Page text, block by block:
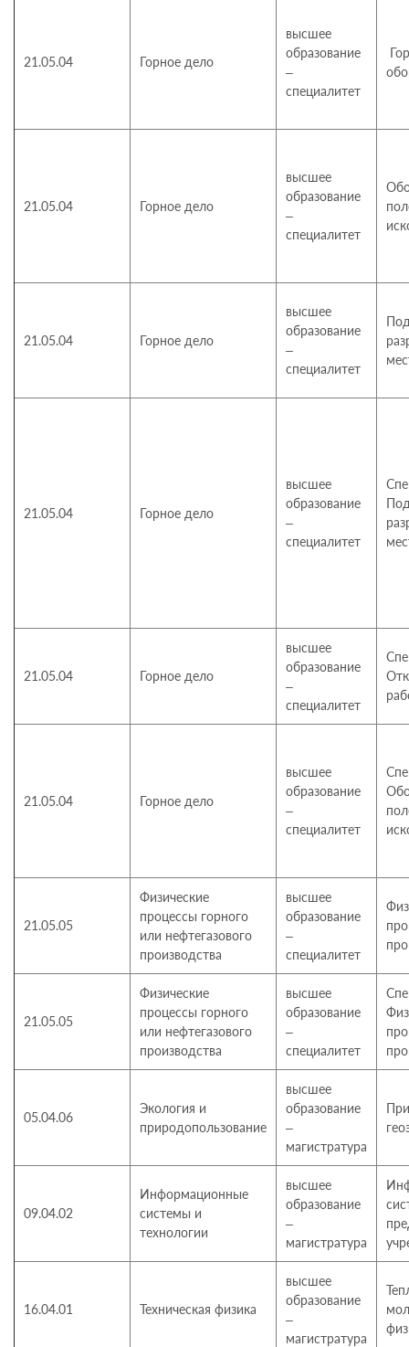
21.05.04 Горное дело
высшее
образование
–
специалитет
21.05.04 Горное дело
высшее
образование
–
специалитет
21.05.04 Горное дело
высшее
образование
–
специалитет
21.05.04 Горное дело
высшее
образование
–
специалитет
21.05.04 Горное дело
высшее
образование
–
специалитет
21.05.04 Горное дело
высшее
образование
–
специалитет
21.05.05
Физические
процессы горного
или нефтегазового
производства
высшее
образование
–
специалитет
21.05.05
Физические
процессы горного
или нефтегазового
производства
высшее
образование
–
специалитет
05.04.06
Экология и
природопользование
высшее
образование
–
магистратура
09.04.02
Информационные
системы и
технологии
высшее
образование
–
магистратура
16.04.01 Техническая физика
высшее
образование
–
магистратура